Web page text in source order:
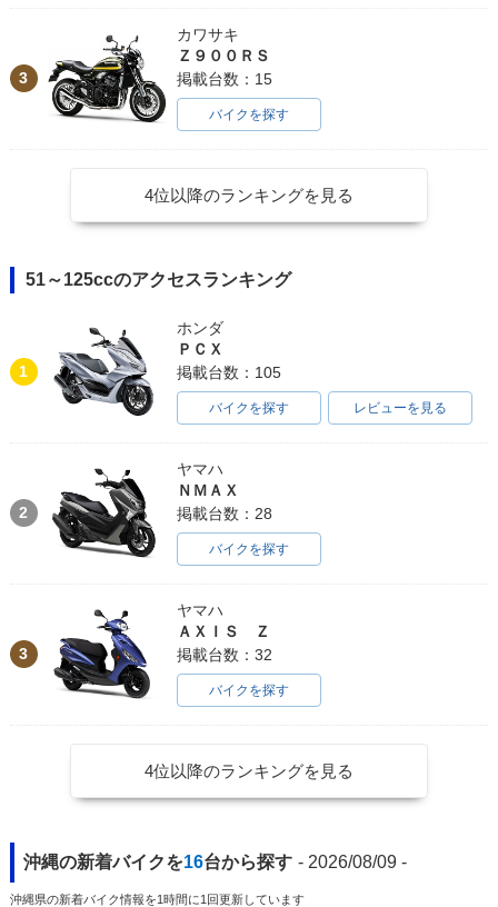
3
カワサキ
Ｚ９００ＲＳ
掲載台数：15
バイクを探す
4位以降のランキングを見る
51～125ccのアクセスランキング
1
ホンダ
ＰＣＸ
掲載台数：105
バイクを探す レビューを見る
2
ヤマハ
ＮＭＡＸ
掲載台数：28
バイクを探す
3
ヤマハ
ＡＸＩＳ Ｚ
掲載台数：32
バイクを探す
4位以降のランキングを見る
沖縄の新着バイクを16台から探す - 2026/08/09 -
沖縄県の新着バイク情報を1時間に1回更新しています